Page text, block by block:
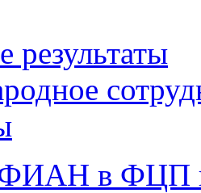
результаты
ФИАН в ФЦП